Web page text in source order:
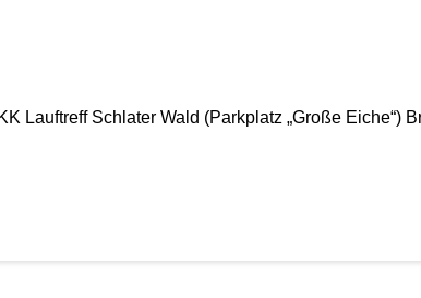
Lauftreff Schlater Wald (Parkplatz „Große Eiche“)